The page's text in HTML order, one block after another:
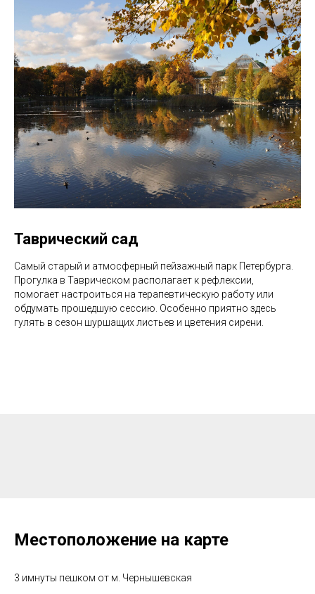
Таврический сад
Самый старый и атмосферный пейзажный парк Петербурга.
Прогулка в Таврическом располагает к рефлексии,
помогает настроиться на терапевтическую работу или
обдумать прошедшую сессию. Особенно приятно здесь
гулять в сезон шуршащих листьев и цветения сирени.
Местоположение на карте
3 имнуты пешком от м. Чернышевская